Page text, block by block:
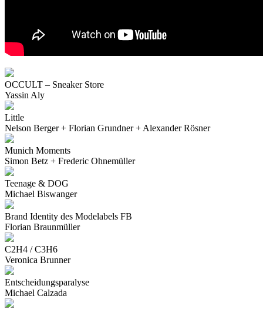
OCCULT – Sneaker Store
Yassin Aly
Little
Nelson Berger + Florian Grundner + Alexander Rösner
Munich Moments
Simon Betz + Frederic Ohnemüller
Teenage & DOG
Michael Biswanger
Brand Identity des Modelabels FB
Florian Braunmüller
C2H4 / C3H6
Veronica Brunner
Entscheidungsparalyse
Michael Calzada